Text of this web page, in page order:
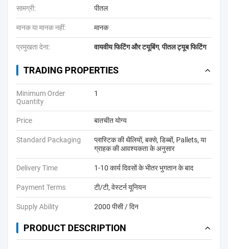
सामग्री: पीतल
मानक या मानक नहीं: मानक
प्रमुखता देना: वायवीय फिटिंग और टयूबिंग,पीतल ट्यूब फिटिंग
TRADING PROPERTIES
Minimum Order
Quantity
1
Price बातचीत योग्य
Standard Packaging
प्लास्टिक की थैलियों, बक्से, डिब्बों, Pallets, या
ग्राहक की आवश्यकता के अनुसार
Delivery Time 1-10 कार्य दिवसों के भीतर भुगतान के बाद
Payment Terms टी/टी, वेस्टर्न यूनियन
Supply Ability 2000 पीसी / दिन
PRODUCT DESCRIPTION